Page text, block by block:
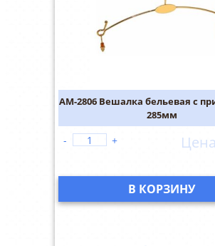
AM-2806 Вешалка бельевая с
285мм
- +
В КОРЗИНУ